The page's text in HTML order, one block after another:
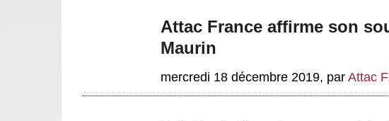
Attac France affirme son
Maurin
mercredi 18 décembre 2019, par Attac